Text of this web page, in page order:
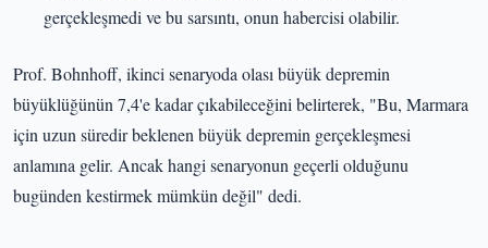
gerçekleşmedi ve bu sarsıntı, onun habercisi olabilir.
Prof. Bohnhoff, ikinci senaryoda olası büyük depremin
büyüklüğünün 7,4'e kadar çıkabileceğini belirterek, "Bu, Marmara
için uzun süredir beklenen büyük depremin gerçekleşmesi
anlamına gelir. Ancak hangi senaryonun geçerli olduğunu
bugünden kestirmek mümkün değil" dedi.